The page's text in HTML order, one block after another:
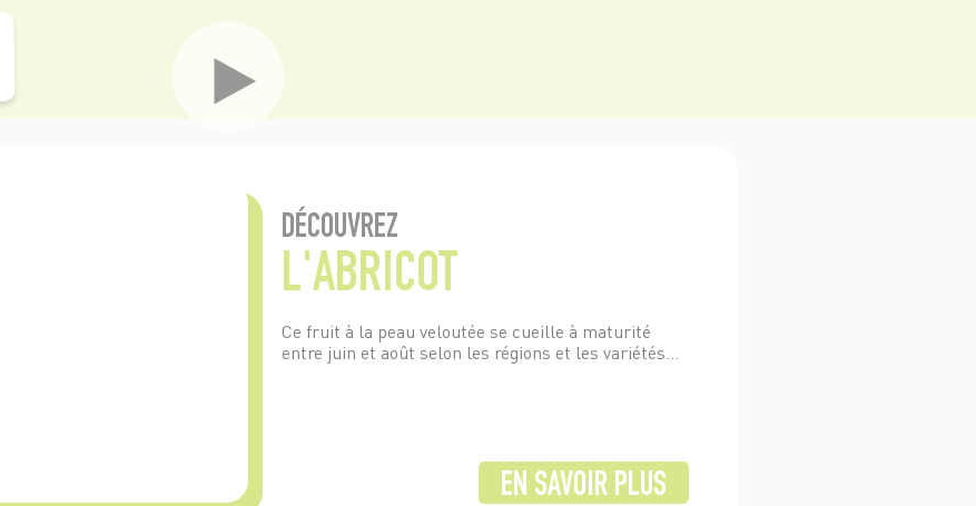
DÉCOUVREZ
L'ABRICOT
Ce fruit à la peau veloutée se cueille à maturité
entre juin et août selon les régions et les variétés...
EN SAVOIR PLUS